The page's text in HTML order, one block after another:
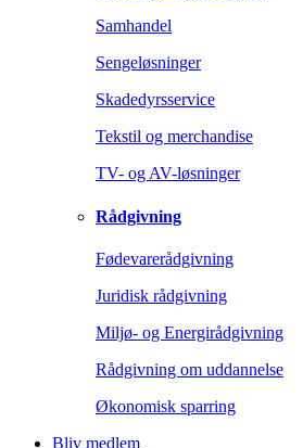
Samhandel
Sengeløsninger
Skadedyrsservice
Tekstil og merchandise
TV- og AV-løsninger
Rådgivning
Fødevarerådgivning
Juridisk rådgivning
Miljø- og Energirådgivning
Rådgivning om uddannelse
Økonomisk sparring
Bliv medlem